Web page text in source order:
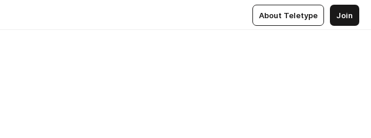
About Teletype Join